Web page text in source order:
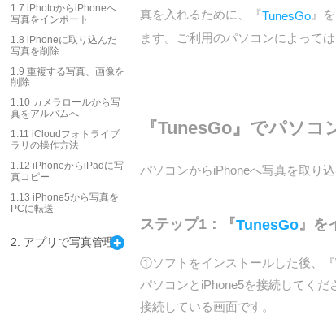
真を入れるために、『TunesGo 』
ます。ご利用のパソコンによって
『TunesGo』でパソ
パソコンからiPhoneへ写真を取り
ステップ1：『TunesGo 』を
①ソフトをインストールした後、
パソコンとiPhone5を接続してくだ
接続している画面です。
1.7 iPhotoからiPhoneへ
写真をインポート
1.8 iPhoneに取り込んだ
写真を削除
1.9 重複する写真、画像を
削除
1.10 カメラロールから写
真をアルバムへ
1.11 iCloudフォトライブ
ラリの操作方法
1.12 iPhoneからiPadに写
真コピー
1.13 iPhone5から写真を
PCに転送
2. アプリで写真管理+